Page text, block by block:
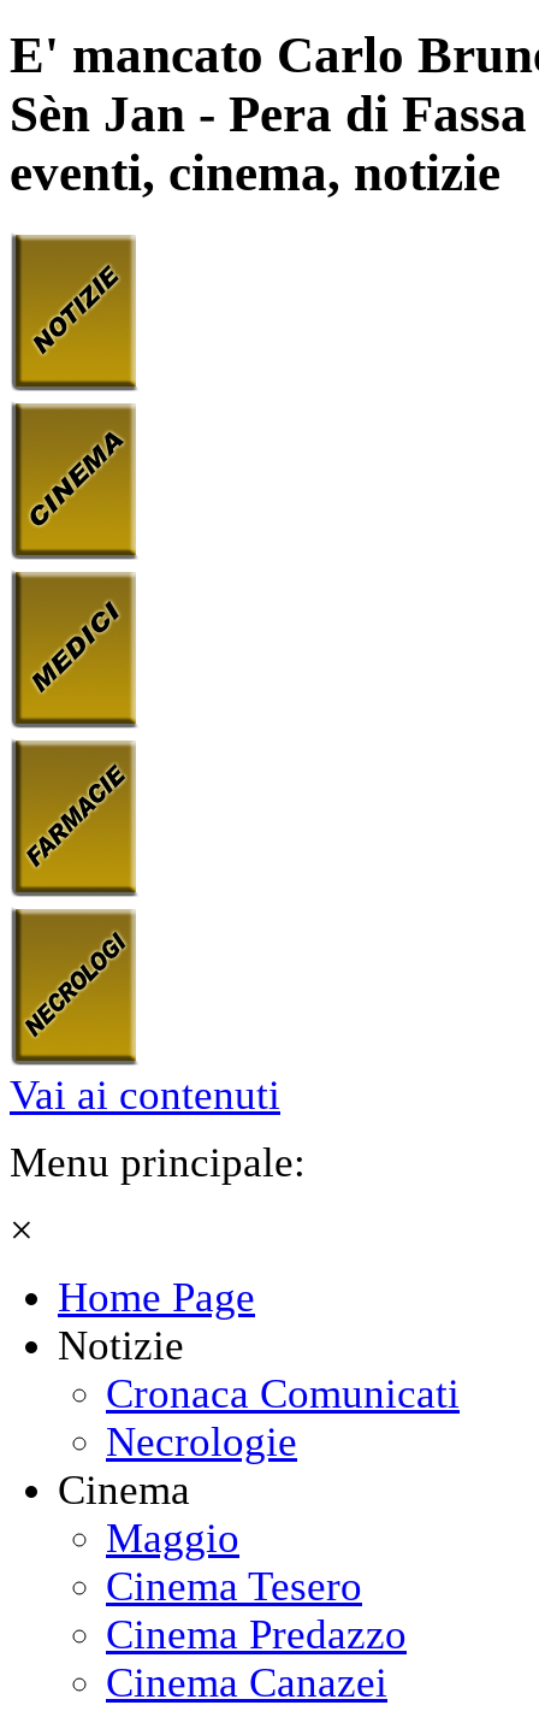
E' mancato Carlo
Sèn Jan - Pera di
eventi, cinema, notizie
Vai ai contenuti
Menu principale:
×
Home Page
Notizie
Cronaca Comunicati
Necrologie
Cinema
Maggio
Cinema Tesero
Cinema Predazzo
Cinema Canazei